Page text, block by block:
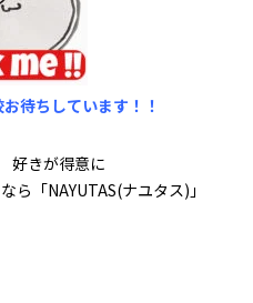
待ちしています！！
好きが得意に
ら「NAYUTAS(ナユタス)」